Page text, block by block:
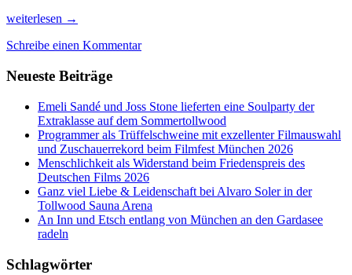
Das
München
inside
open
weiterlesen →
Schreibe einen Kommentar
Neueste Beiträge
Emeli Sandé und Joss Stone lieferten eine Soulparty der
Extraklasse auf dem Sommertollwood
Programmer als Trüffelschweine mit exzellenter Filmauswahl
und Zuschauerrekord beim Filmfest München 2026
Menschlichkeit als Widerstand beim Friedenspreis des
Deutschen Films 2026
Ganz viel Liebe & Leidenschaft bei Alvaro Soler in der
Tollwood Sauna Arena
An Inn und Etsch entlang von München an den Gardasee
radeln
Schlagwörter